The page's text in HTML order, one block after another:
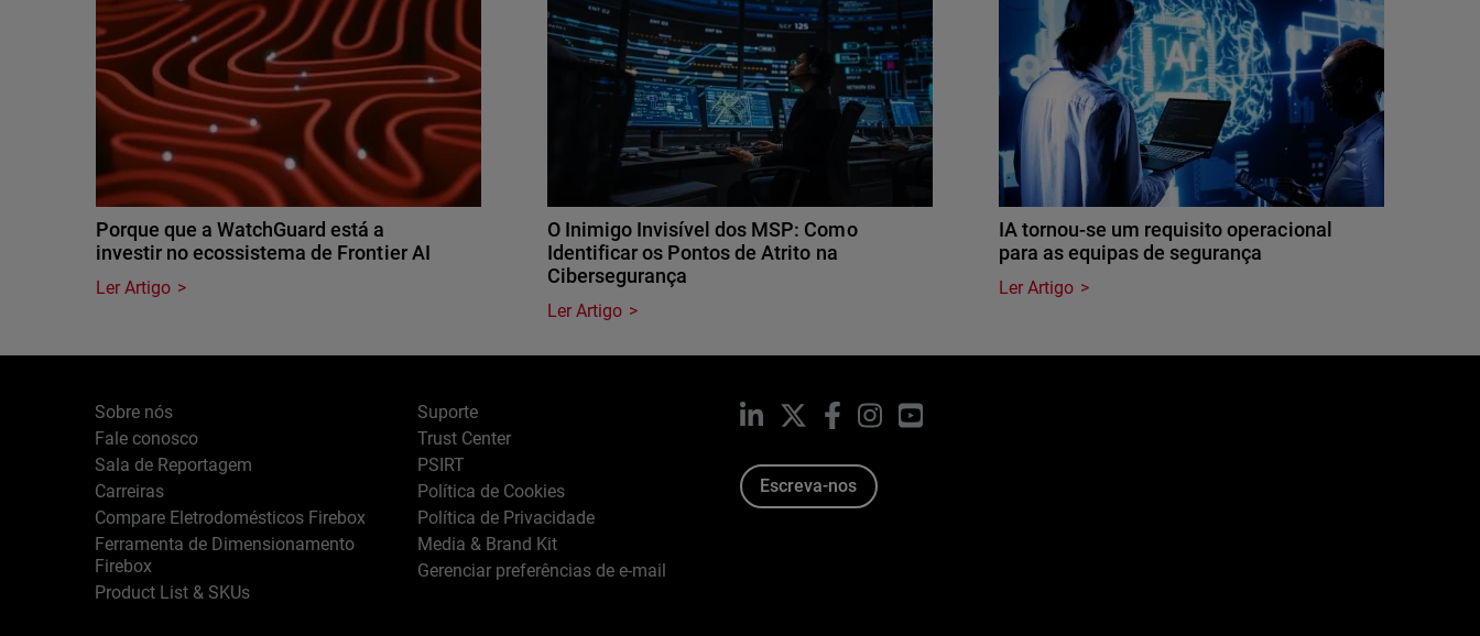
Porque que a WatchGuard está a
investir no ecossistema de Frontier AI
Ler Artigo
O Inimigo Invisível dos MSP: Como
Identificar os Pontos de Atrito na
Cibersegurança
Ler Artigo
IA tornou-se um requisito operacional
para as equipas de segurança
Ler Artigo
Sobre nós
Fale conosco
Sala de Reportagem
Carreiras
Compare Eletrodomésticos Firebox
Ferramenta de Dimensionamento
Firebox
Product List & SKUs
Suporte
Trust Center
PSIRT
Política de Cookies
Política de Privacidade
Media & Brand Kit
Gerenciar preferências de e-mail
LinkedIn Facebook
InstagramYouTube
Escreva-nos